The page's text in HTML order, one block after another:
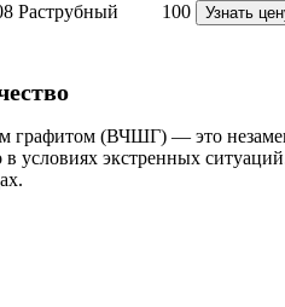
Раструбный 100 Узнать
графитом (ВЧШГ) — это
условиях экстренных